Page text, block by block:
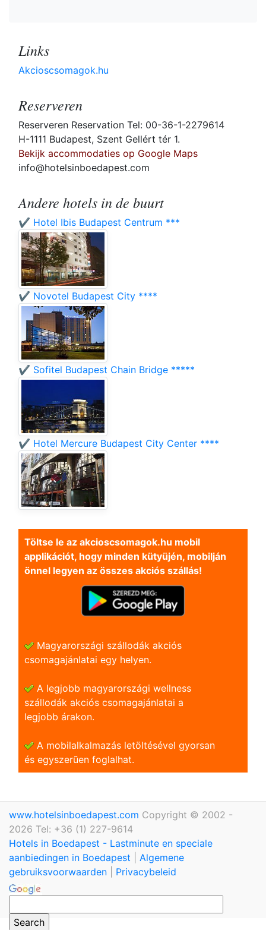
Links
Akcioscsomagok.hu
Reserveren
Reserveren Reservation Tel: 00-36-1-2279614
H-1111 Budapest, Szent Gellért tér 1.
Bekijk accommodaties op Google Maps
info@hotelsinboedapest.com
Andere hotels in de buurt
✔️ Hotel Ibis Budapest Centrum ***
✔️ Novotel Budapest City ****
✔️ Sofitel Budapest Chain Bridge *****
✔️ Hotel Mercure Budapest City Center ****
Töltse le az akcioscsomagok.hu mobil
applikációt, hogy minden kütyüjén, mobilján
önnel legyen az összes akciós szállás!
Magyarországi szállodák akciós
csomagajánlatai egy helyen.
A legjobb magyarországi wellness
szállodák akciós csomagajánlatai a
legjobb árakon.
A mobilalkalmazás letöltésével gyorsan
és egyszerũen foglalhat.
www.hotelsinboedapest.com Copyright © 2002 -
2026 Tel: +36 (1) 227-9614
Hotels in Boedapest - Lastminute en speciale
aanbiedingen in Boedapest
Algemene
gebruiksvoorwaarden
Privacybeleid